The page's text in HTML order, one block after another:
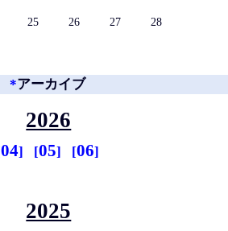
25 26 27 28
*アーカイブ
2026
04 05
06
2025